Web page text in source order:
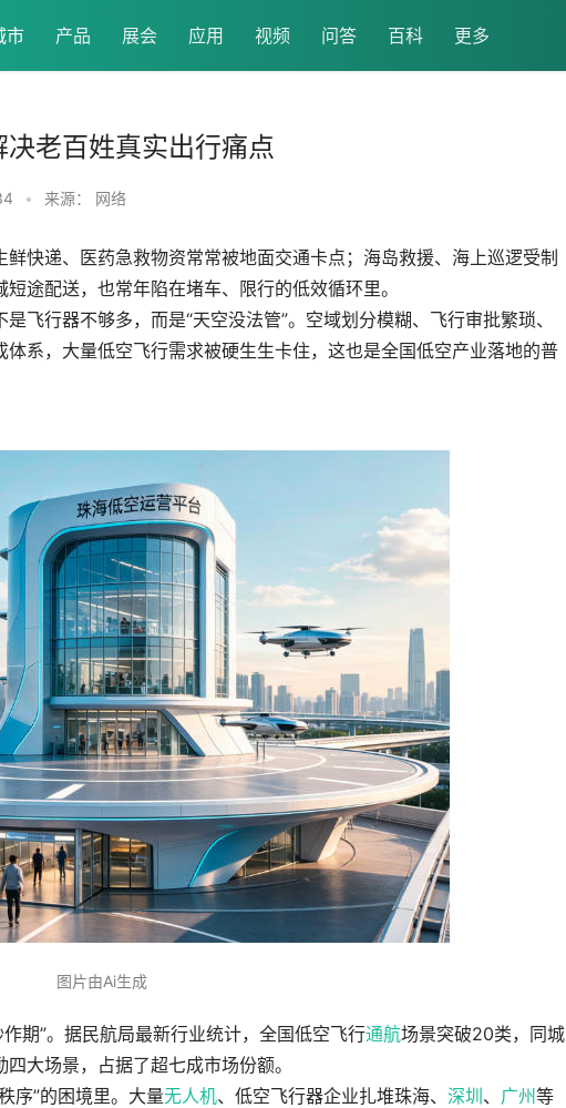
市 产品 展会 应用 视频 问答 百科 更多
老百姓真实出行痛点
• 来源： 网络
快递、医药急救物资常常被地面交通卡点；海岛救援、海上巡逻受制
途配送，也常年陷在堵车、限行的低效循环里。
飞行器不够多，而是“天空没法管”。空域划分模糊、飞行审批繁琐、
系，大量低空飞行需求被硬生生卡住，这也是全国低空产业落地的普
图片由Ai生成
期”。据民航局最新行业统计，全国低空飞行通航场景突破20类，同城
大场景，占据了超七成市场份额。
序”的困境里。大量无人机、低空飞行器企业扎堆珠海、 深圳 、 广州等